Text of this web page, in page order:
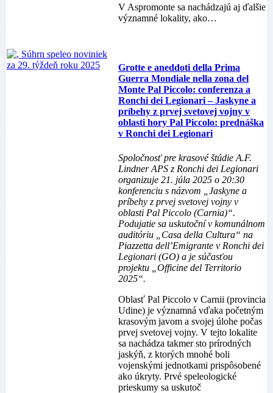
V Aspromonte sa nachádzajú aj ďalšie
významné lokality, ako…
Grotte e aneddoti della Prima
Guerra Mondiale nella zona del
Monte Pal Piccolo: conferenza a
Ronchi dei Legionari – Jaskyne a
príbehy z prvej svetovej vojny v
oblasti hory Pal Piccolo: prednáška
v Ronchi dei Legionari
Spoločnosť pre krasové štúdie A.F.
Lindner APS z Ronchi dei Legionari
organizuje 21. júla 2025 o 20:30
konferenciu s názvom „Jaskyne a
príbehy z prvej svetovej vojny v
oblasti Pal Piccolo (Carnia)“.
Podujatie sa uskutoční v komunálnom
auditóriu „Casa della Cultura“ na
Piazzetta dell’Emigrante v Ronchi dei
Legionari (GO) a je súčasťou
projektu „Officine del Territorio
2025“.
Oblasť Pal Piccolo v Carnii (provincia
Udine) je významná vďaka početným
krasovým javom a svojej úlohe počas
prvej svetovej vojny. V tejto lokalite
sa nachádza takmer sto prírodných
jaskýň, z ktorých mnohé boli
vojenskými jednotkami prispôsobené
ako úkryty. Prvé speleologické
prieskumy sa uskutoč